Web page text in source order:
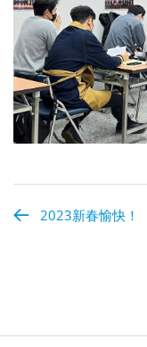
2023新春愉快！